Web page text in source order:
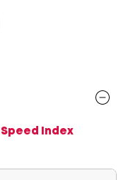
Speed Index